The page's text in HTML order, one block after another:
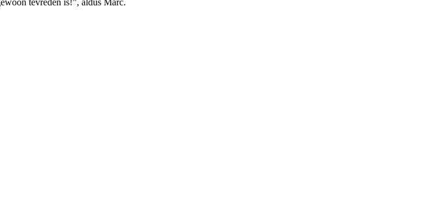
tevreden is!”, aldus Marc.